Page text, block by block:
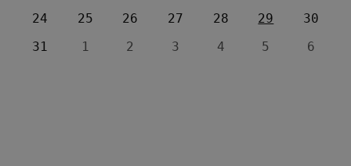
24
25 26 27 28 29
30
31
1 2 3 4 5 6